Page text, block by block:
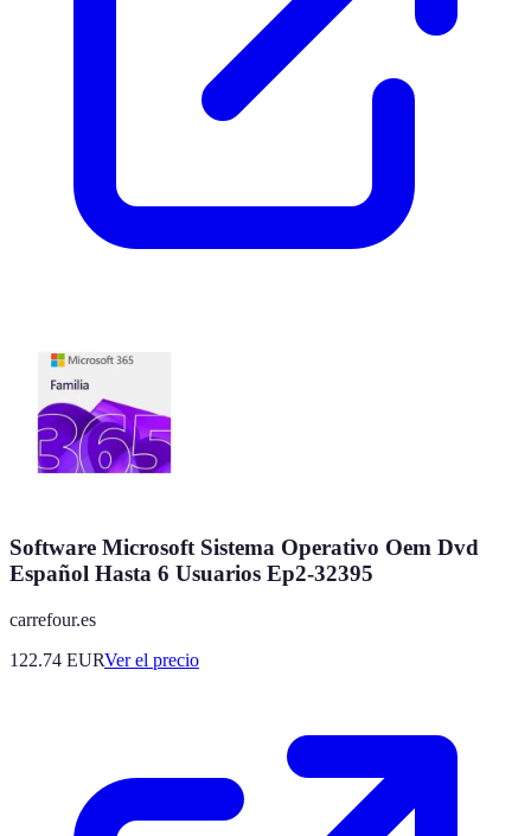
Software Microsoft Sistema Operativo Oem Dvd
Español Hasta 6 Usuarios Ep2-32395
carrefour.es
122.74 EURVer el precio